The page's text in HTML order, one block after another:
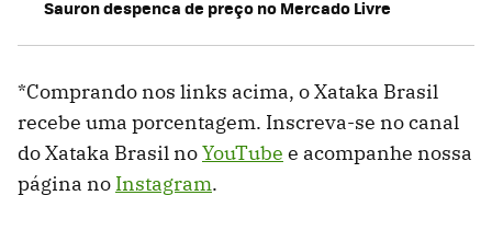
Sauron despenca de preço no Mercado Livre
*Comprando nos links acima, o Xataka Brasil
recebe uma porcentagem. Inscreva-se no canal
do Xataka Brasil noYouTube e acompanhe nossa
página no Instagram.